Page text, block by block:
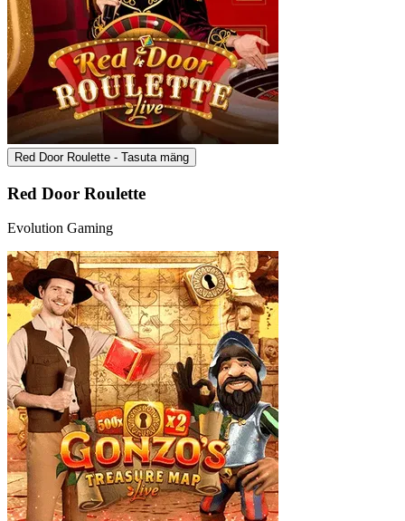
Red Door Roulette - Tasuta mäng
Red Door Roulette
Evolution Gaming